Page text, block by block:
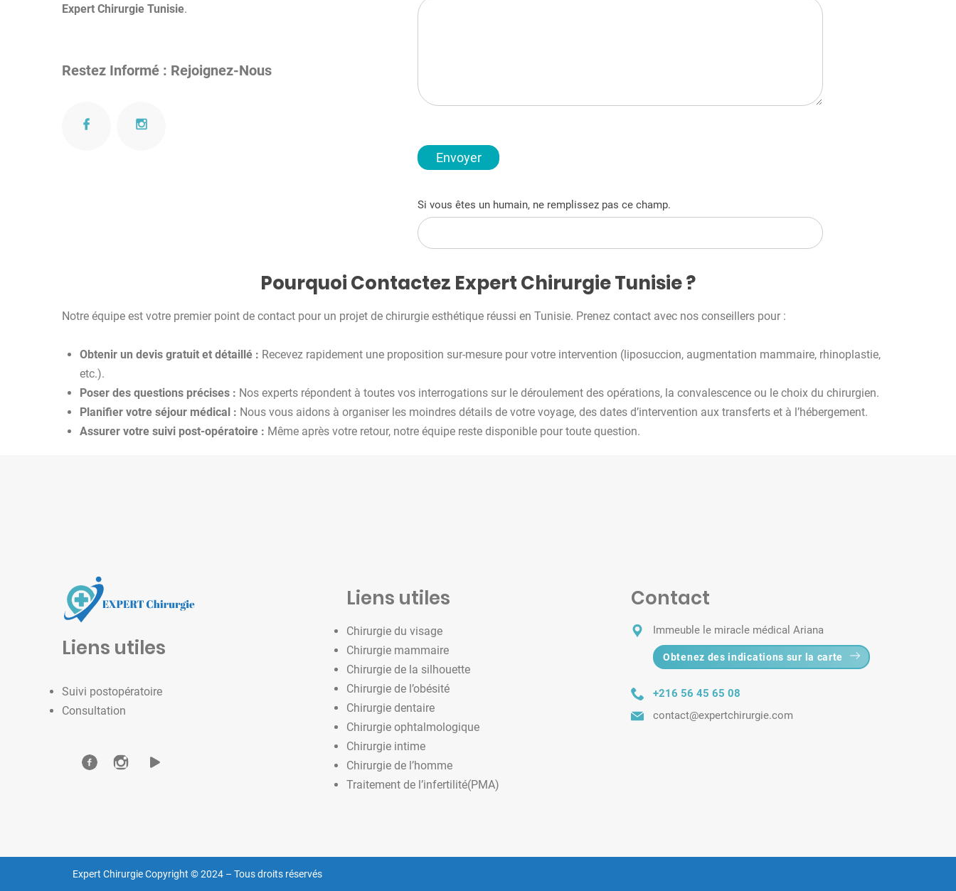
Expert Chirurgie Tunisie.
Restez Informé : Rejoignez-Nous
i
n
c
t
o
r
m
Envoyer
Si vous êtes un humain, ne remplissez pas ce champ.
PourquoiContactez Expert Chirurgie Tunisie?
Notre équipe est votre premier point de contact pour un projet de chirurgie esthétique réussi en Tunisie. Prenez contact avec nos conseillers pour :
Obtenir un devis gratuit et détaillé : Recevez rapidement une proposition sur-mesure pour votre intervention (liposuccion, augmentation mammaire, rhinoplastie,
etc.).
Poser des questions précises : Nos experts répondent à toutes vos interrogations sur le déroulement des opérations, la convalescence ou le choix du chirurgien.
Planifier votre séjour médical : Nous vous aidons à organiser les moindres détails de votre voyage, des dates d’intervention aux transferts et à l’hébergement.
Assurer votre suivi post-opératoire : Même après votre retour, notre équipe reste disponible pour toute question.
Liens utiles
Suivi postopératoire
Consultation
Liens utiles
Chirurgie du visage
Chirurgie mammaire
Chirurgie de la silhouette
Chirurgie de l’obésité
Chirurgie dentaire
Chirurgie ophtalmologique
Chirurgie intime
Chirurgie de l’homme
Traitement de l’infertilité(PMA)
Contact
Immeuble le miracle médical Ariana
Obtenez des indications sur la carte
+216 56 45 65 08
contact@expertchirurgie.com
Expert Chirurgie Copyright © 2024 – Tous droits réservés